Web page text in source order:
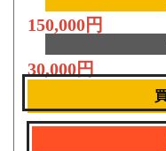
150,000円
30,000円